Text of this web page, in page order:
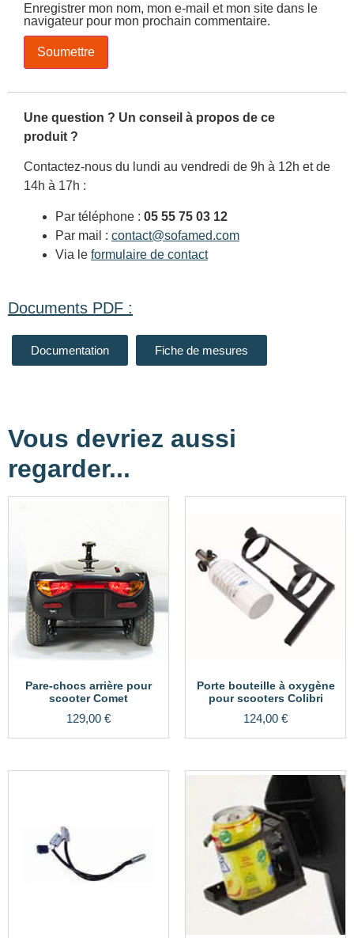
Enregistrer mon nom, mon e-mail et mon site dans le
navigateur pour mon prochain commentaire.
Une question ? Un conseil à propos de ce
produit ?
Contactez-nous du lundi au vendredi de 9h à 12h et de
14h à 17h :
Par téléphone : 05 55 75 03 12
Par mail : contact@sofamed.com
Via le formulaire de contact
Documents PDF :
Documentation Fiche de mesures
Vous devriez aussi
regarder...
Pare-chocs arrière pour
scooter Comet
129,00 €
Porte bouteille à oxygène
pour scooters Colibri
124,00 €